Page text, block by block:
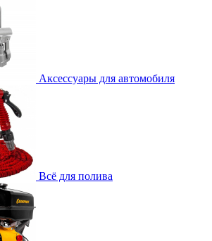
Аксессуары для автомобиля
Всё для полива